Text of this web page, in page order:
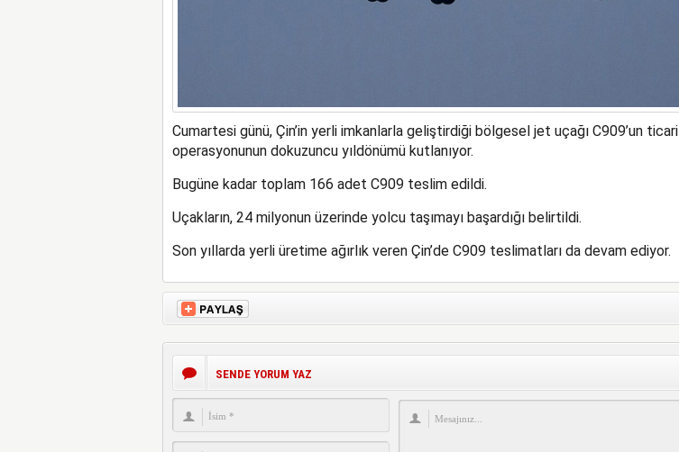
Cumartesi günü, Çin’in yerli imkanlarla geliştirdiği bölgesel jet uçağı C909’un ticari
operasyonunun dokuzuncu yıldönümü kutlanıyor.
Bugüne kadar toplam 166 adet C909 teslim edildi.
Uçakların, 24 milyonun üzerinde yolcu taşımayı başardığı belirtildi.
Son yıllarda yerli üretime ağırlık veren Çin’de C909 teslimatları da devam ediyor.
SENDE YORUM YAZ